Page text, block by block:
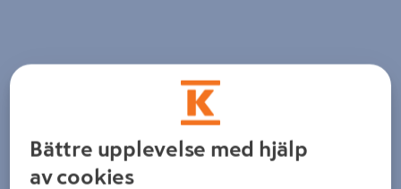
Bättre upplevelse med hjälp
av cookies